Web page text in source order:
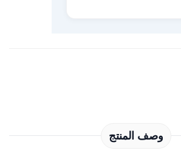
وصف المنتج